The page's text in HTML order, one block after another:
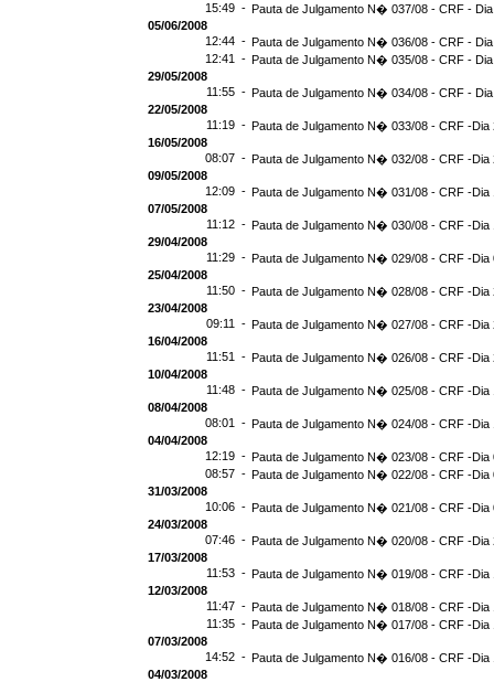
15:49 - Pauta de Julgamento N� 037/08 - CRF -
05/06/2008
12:44 - Pauta de Julgamento N� 036/08 - CRF - Dia
12:41 - Pauta de Julgamento N� 035/08 - CRF -
29/05/2008
11:55 - Pauta de Julgamento N� 034/08 - CRF -
22/05/2008
11:19 - Pauta de Julgamento N� 033/08 - CRF -Dia
16/05/2008
08:07 - Pauta de Julgamento N� 032/08 - CRF -Dia
09/05/2008
12:09 - Pauta de Julgamento N� 031/08 - CRF -Dia
07/05/2008
11:12 - Pauta de Julgamento N� 030/08 - CRF -Dia
29/04/2008
11:29 - Pauta de Julgamento N� 029/08 - CRF -Dia
25/04/2008
11:50 - Pauta de Julgamento N� 028/08 - CRF -Dia
23/04/2008
09:11 - Pauta de Julgamento N� 027/08 - CRF -Dia
16/04/2008
11:51 - Pauta de Julgamento N� 026/08 - CRF -Dia
10/04/2008
11:48 - Pauta de Julgamento N� 025/08 - CRF -Dia
08/04/2008
08:01 - Pauta de Julgamento N� 024/08 - CRF -Dia
04/04/2008
12:19 - Pauta de Julgamento N� 023/08 - CRF -Dia
08:57 - Pauta de Julgamento N� 022/08 - CRF -Dia
31/03/2008
10:06 - Pauta de Julgamento N� 021/08 - CRF -Dia
24/03/2008
07:46 - Pauta de Julgamento N� 020/08 - CRF -Dia
17/03/2008
11:53 - Pauta de Julgamento N� 019/08 - CRF -Dia
12/03/2008
11:47 - Pauta de Julgamento N� 018/08 - CRF -Dia
11:35 - Pauta de Julgamento N� 017/08 - CRF -Dia
07/03/2008
14:52 - Pauta de Julgamento N� 016/08 - CRF -Dia
04/03/2008